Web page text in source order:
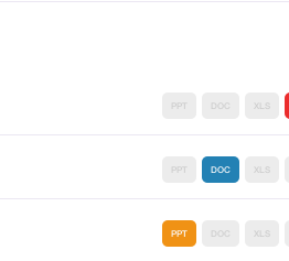
PPT DOC XLS
PPT DOC XLS
PPT DOC XLS